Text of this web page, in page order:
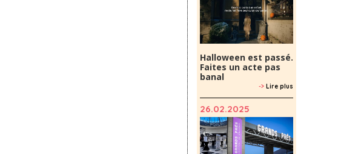
Halloween est passé.
Faites un acte pas
banal
-> Lire plus
26.02.2025